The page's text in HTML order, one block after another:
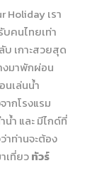
Holiday เรา
บคนไทยเท่า
บ เกาะสวยสุด
งมาพักผ่อน
นเล่นน้ำ
ากโรงแรม
ำ และ มีไกด์ที่
ท่านจะต้อง
เที่ยวทัวร์